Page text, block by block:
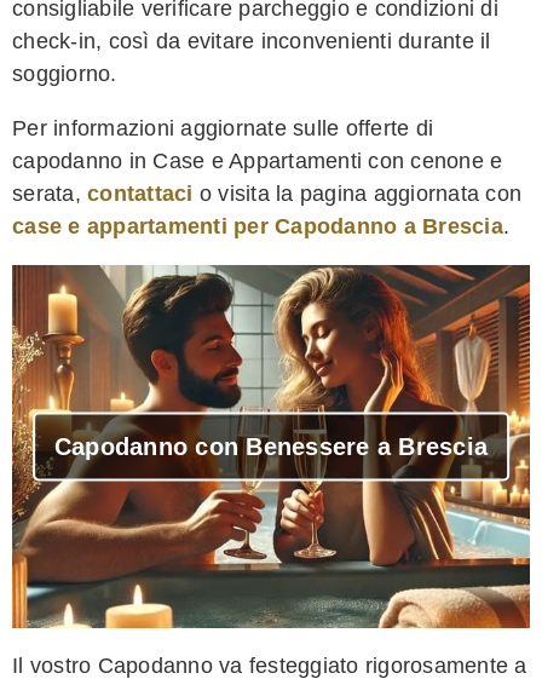
consigliabile verificare parcheggio e condizioni di
check-in, così da evitare inconvenienti durante il
soggiorno.
Per informazioni aggiornate sulle offerte di
capodanno in Case e Appartamenti con cenone e
serata, contattaci o visita la pagina aggiornata con
case e appartamenti per Capodanno a Brescia.
Capodanno con Benessere a Brescia
Il vostro Capodanno va festeggiato rigorosamente a